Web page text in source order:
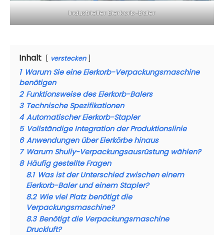
Industrieller Eierkorb-Baler
Inhalt verstecken
1 Warum Sie eine Eierkorb-Verpackungsmaschine
benötigen
2 Funktionsweise des Eierkorb-Balers
3 Technische Spezifikationen
4 Automatischer Eierkorb-Stapler
5 Vollständige Integration der Produktionslinie
6 Anwendungen über Eierkörbe hinaus
7 Warum Shuliy-Verpackungsausrüstung wählen?
8 Häufig gestellte Fragen
8.1 Was ist der Unterschied zwischen einem
Eierkorb-Baler und einem Stapler?
8.2 Wie viel Platz benötigt die
Verpackungsmaschine?
8.3 Benötigt die Verpackungsmaschine
Druckluft?